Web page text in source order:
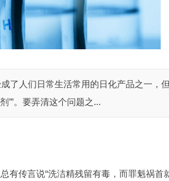
了人们日常生活常用的日化产品之一，但
’”。要弄清这个问题之...
有传言说“洗洁精残留有毒，而罪魁祸首